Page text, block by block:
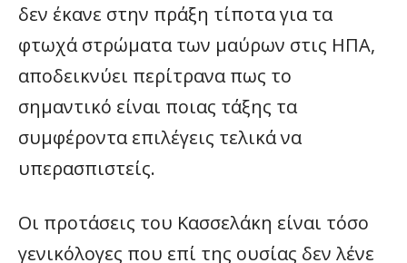
δεν έκανε στην πράξη τίποτα για τα
φτωχά στρώματα των μαύρων στις ΗΠΑ,
αποδεικνύει περίτρανα πως το
σημαντικό είναι ποιας τάξης τα
συμφέροντα επιλέγεις τελικά να
υπερασπιστείς.
Οι προτάσεις του Κασσελάκη είναι τόσο
γενικόλογες που επί της ουσίας δεν λένε